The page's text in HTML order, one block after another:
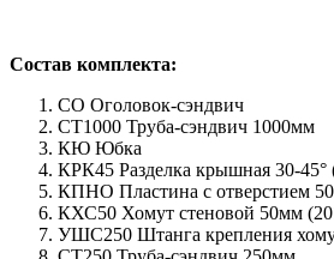
Состав комплекта:
СО Оголовок-сэндвич
СТ1000 Труба-сэндвич 1000мм
КЮ Юбка
КРК45 Разделка крышная 30-45°
КПНО Пластина с отверстием
КХС50 Хомут стеновой 50мм
УШС250 Штанга крепления